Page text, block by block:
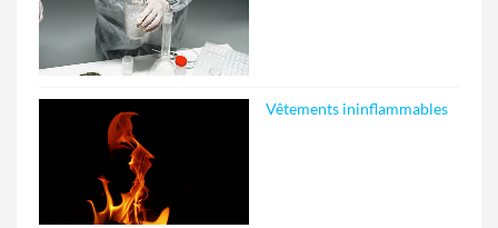
Vêtements ininflammables